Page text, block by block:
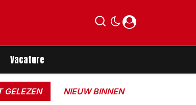
Vacature
GELEZEN NIEUW BINNEN